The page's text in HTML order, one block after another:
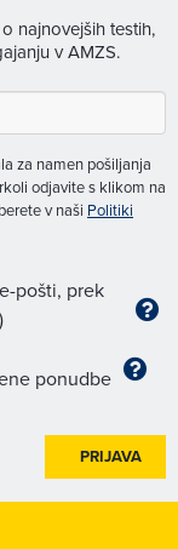
najnovejših testih,
v AMZS.
za namen pošiljanja
odjavite s klikom na
v naši Politiki
pošti, prek
ponudbe
PRIJAVA